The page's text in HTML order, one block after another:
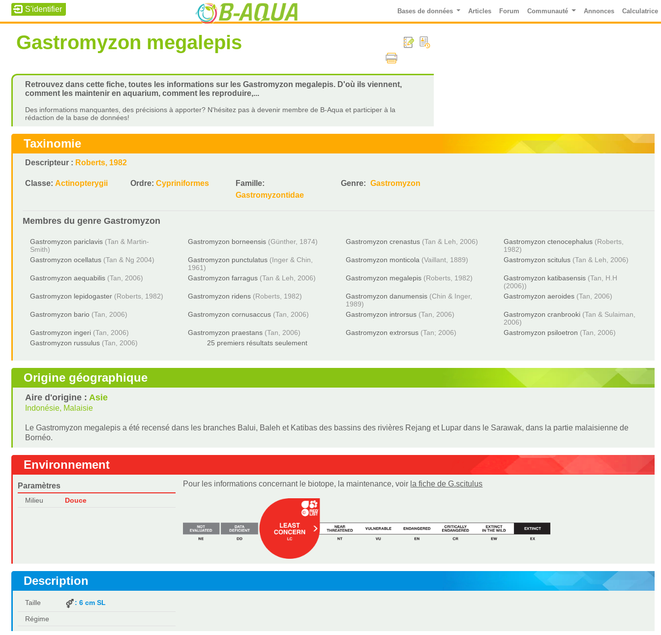
Bases de données Articles Forum Communauté Annonces Calculatrice
Gastromyzon megalepis
Retrouvez dans cette fiche, toutes les informations sur les Gastromyzon megalepis. D'où ils viennent,
comment les maintenir en aquarium, comment les reproduire,...
Des informations manquantes, des précisions à apporter? N'hésitez pas à devenir membre de B-Aqua et participer à la
rédaction de la base de données!
Taxinomie
Descripteur : Roberts, 1982
Classe:Actinopterygii Ordre:Cypriniformes
Famille:
Gastromyzontidae
Genre: Gastromyzon
Membres du genreGastromyzon
Gastromyzon pariclavis (Tan & Martin-
Smith)
Gastromyzon borneensis (Günther, 1874) Gastromyzon crenastus (Tan & Leh, 2006) Gastromyzon ctenocephalus (Roberts,
1982)
Gastromyzon ocellatus (Tan & Ng 2004) Gastromyzon punctulatus (Inger & Chin,
1961)
Gastromyzon monticola (Vaillant, 1889) Gastromyzon scitulus (Tan & Leh, 2006)
Gastromyzon aequabilis (Tan, 2006) Gastromyzon farragus (Tan & Leh, 2006) Gastromyzon megalepis (Roberts, 1982) Gastromyzon katibasensis (Tan, H.H
(2006))
Gastromyzon lepidogaster (Roberts, 1982) Gastromyzon ridens (Roberts, 1982) Gastromyzon danumensis (Chin & Inger,
1989)
Gastromyzon aeroides (Tan, 2006)
Gastromyzon bario (Tan, 2006) Gastromyzon cornusaccus (Tan, 2006) Gastromyzon introrsus (Tan, 2006) Gastromyzon cranbrooki (Tan & Sulaiman,
2006)
Gastromyzon ingeri (Tan, 2006) Gastromyzon praestans (Tan, 2006) Gastromyzon extrorsus (Tan; 2006) Gastromyzon psiloetron (Tan, 2006)
Gastromyzon russulus (Tan, 2006) 25 premiers résultats seulement
Origine géographique
Aire d'origine :Asie
Indonésie, Malaisie
Le Gastromyzon megalepis a été recensé dans les branches Balui, Baleh et Katibas des bassins des rivières Rejang et Lupar dans le Sarawak, dans la partie malaisienne de
Bornéo.
Environnement
Paramètres
Milieu Douce
Pour les informations concernant le biotope, la maintenance, voir la fiche de G.scitulus
Description
Taille : 6 cm SL
Régime